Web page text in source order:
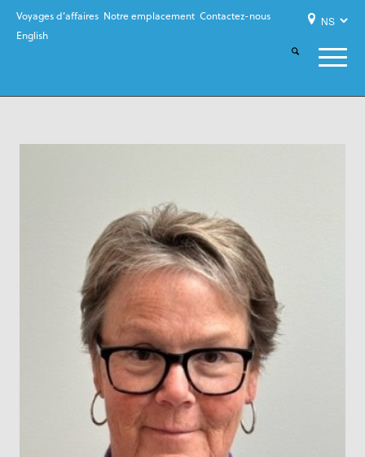
Voyages d’affaires Notre emplacement Contactez-nous
English